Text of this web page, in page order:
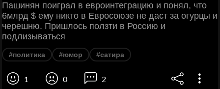
Пашинян поиграл в евроинтеграцию и понял, что
6млрд $ ему никто в Евросоюзе не даст за огурцы и
черешню. Пришлось ползти в Россию и
подлизываться
#политика #юмор #сатира
1 0 2